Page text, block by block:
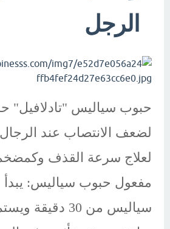
الرجل
حبوب سياليس "تادلافيل"
لضعف الانتصاب عند
لعلاج سرعة القذف
مفعول حبوب سياليس: